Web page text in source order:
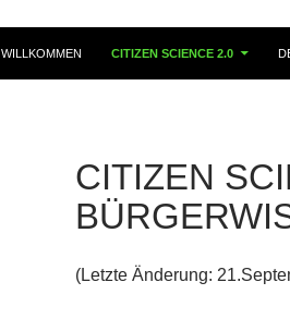
WILLKOMMEN CITIZEN SCIENCE 2.0
CITIZEN
(Letzte Änderung: